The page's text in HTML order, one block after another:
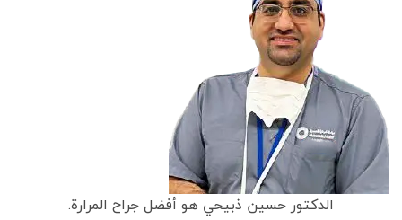
الدكتور حسين ذبيحي هو أفضل جراح المرارة.